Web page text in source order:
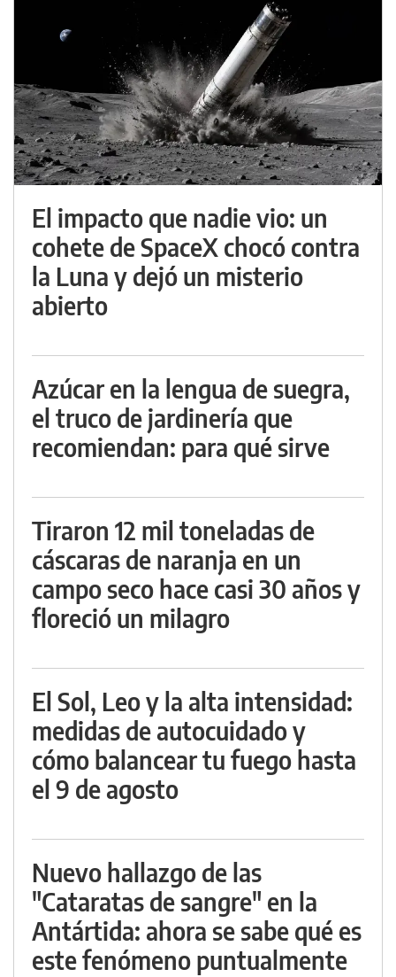
El impacto que nadie vio: un
cohete de SpaceX chocó contra
la Luna y dejó un misterio
abierto
Azúcar en la lengua de suegra,
el truco de jardinería que
recomiendan: para qué sirve
Tiraron 12 mil toneladas de
cáscaras de naranja en un
campo seco hace casi 30 años y
floreció un milagro
El Sol, Leo y la alta intensidad:
medidas de autocuidado y
cómo balancear tu fuego hasta
el 9 de agosto
Nuevo hallazgo de las
"Cataratas de sangre" en la
Antártida: ahora se sabe qué es
este fenómeno puntualmente